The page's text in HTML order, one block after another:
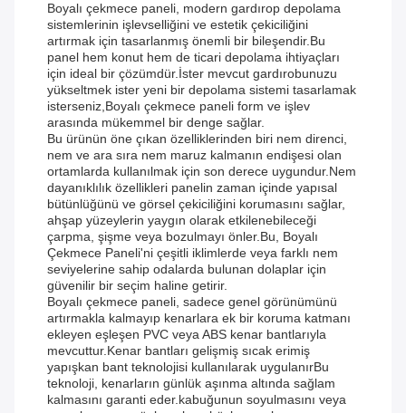
Boyalı çekmece paneli, modern gardırop depolama
sistemlerinin işlevselliğini ve estetik çekiciliğini
artırmak için tasarlanmış önemli bir bileşendir.Bu
panel hem konut hem de ticari depolama ihtiyaçları
için ideal bir çözümdür.İster mevcut gardırobunuzu
yükseltmek ister yeni bir depolama sistemi tasarlamak
isterseniz,Boyalı çekmece paneli form ve işlev
arasında mükemmel bir denge sağlar.
Bu ürünün öne çıkan özelliklerinden biri nem direnci,
nem ve ara sıra nem maruz kalmanın endişesi olan
ortamlarda kullanılmak için son derece uygundur.Nem
dayanıklılık özellikleri panelin zaman içinde yapısal
bütünlüğünü ve görsel çekiciliğini korumasını sağlar,
ahşap yüzeylerin yaygın olarak etkilenebileceği
çarpma, şişme veya bozulmayı önler.Bu, Boyalı
Çekmece Paneli'ni çeşitli iklimlerde veya farklı nem
seviyelerine sahip odalarda bulunan dolaplar için
güvenilir bir seçim haline getirir.
Boyalı çekmece paneli, sadece genel görünümünü
artırmakla kalmayıp kenarlara ek bir koruma katmanı
ekleyen eşleşen PVC veya ABS kenar bantlarıyla
mevcuttur.Kenar bantları gelişmiş sıcak erimiş
yapışkan bant teknolojisi kullanılarak uygulanırBu
teknoloji, kenarların günlük aşınma altında sağlam
kalmasını garanti eder.kabuğunun soyulmasını veya